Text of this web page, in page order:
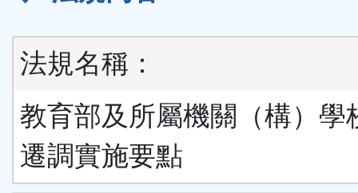
法規名稱：
教育部及所屬機關（構）學
遷調實施要點